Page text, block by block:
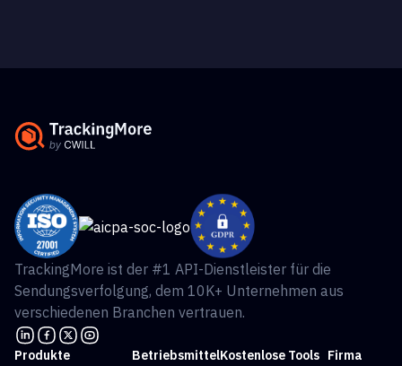
TrackingMore ist der #1 API-Dienstleister für die
Sendungsverfolgung, dem 10K+ Unternehmen aus
verschiedenen Branchen vertrauen.
Produkte
BetriebsmittelKostenlose Tools Firma